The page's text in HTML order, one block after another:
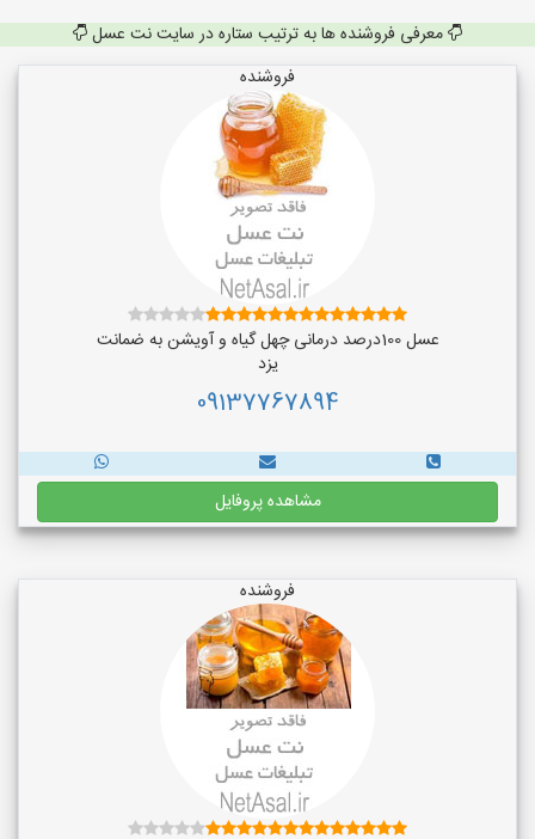
معرفی فروشنده ها به ترتیب ستاره در سایت نت عسل
فروشنده
عسل 100درصد درمانی چهل گیاه و آویشن به ضمانت
یزد
09137767894
مشاهده پروفایل
فروشنده